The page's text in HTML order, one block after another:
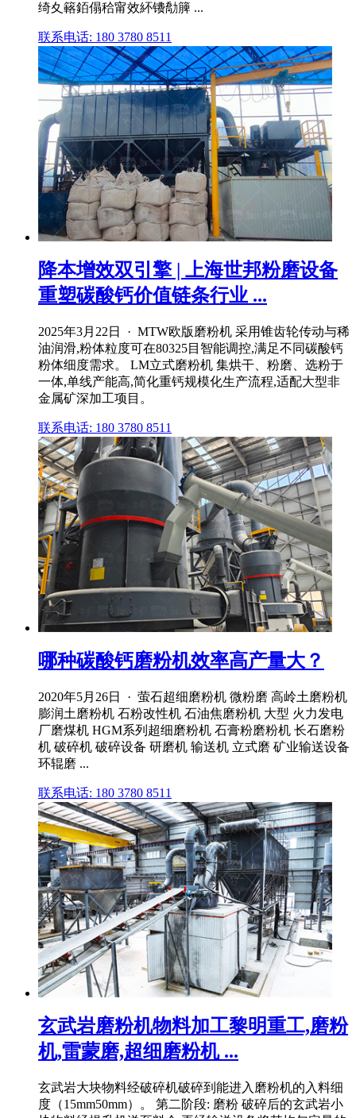
绮夊簵銆傝秴甯效紑镄勪簲 ...
联系电话: 180 3780 8511
降本增效双引擎 | 上海世邦粉磨设备
重塑碳酸钙价值链条行业 ...
2025年3月22日 · MTW欧版磨粉机 采用锥齿轮传动与稀
油润滑,粉体粒度可在80325目智能调控,满足不同碳酸钙
粉体细度需求。 LM立式磨粉机 集烘干、粉磨、选粉于
一体,单线产能高,简化重钙规模化生产流程,适配大型非
金属矿深加工项目。
联系电话: 180 3780 8511
哪种碳酸钙磨粉机效率高产量大？
2020年5月26日 · 萤石超细磨粉机 微粉磨 高岭土磨粉机
膨润土磨粉机 石粉改性机 石油焦磨粉机 大型 火力发电
厂磨煤机 HGM系列超细磨粉机 石膏粉磨粉机 长石磨粉
机 破碎机 破碎设备 研磨机 输送机 立式磨 矿业输送设备
环辊磨 ...
联系电话: 180 3780 8511
玄武岩磨粉机物料加工黎明重工,磨粉
机,雷蒙磨,超细磨粉机 ...
玄武岩大块物料经破碎机破碎到能进入磨粉机的入料细
度（15mm50mm）。 第二阶段: 磨粉 破碎后的玄武岩小